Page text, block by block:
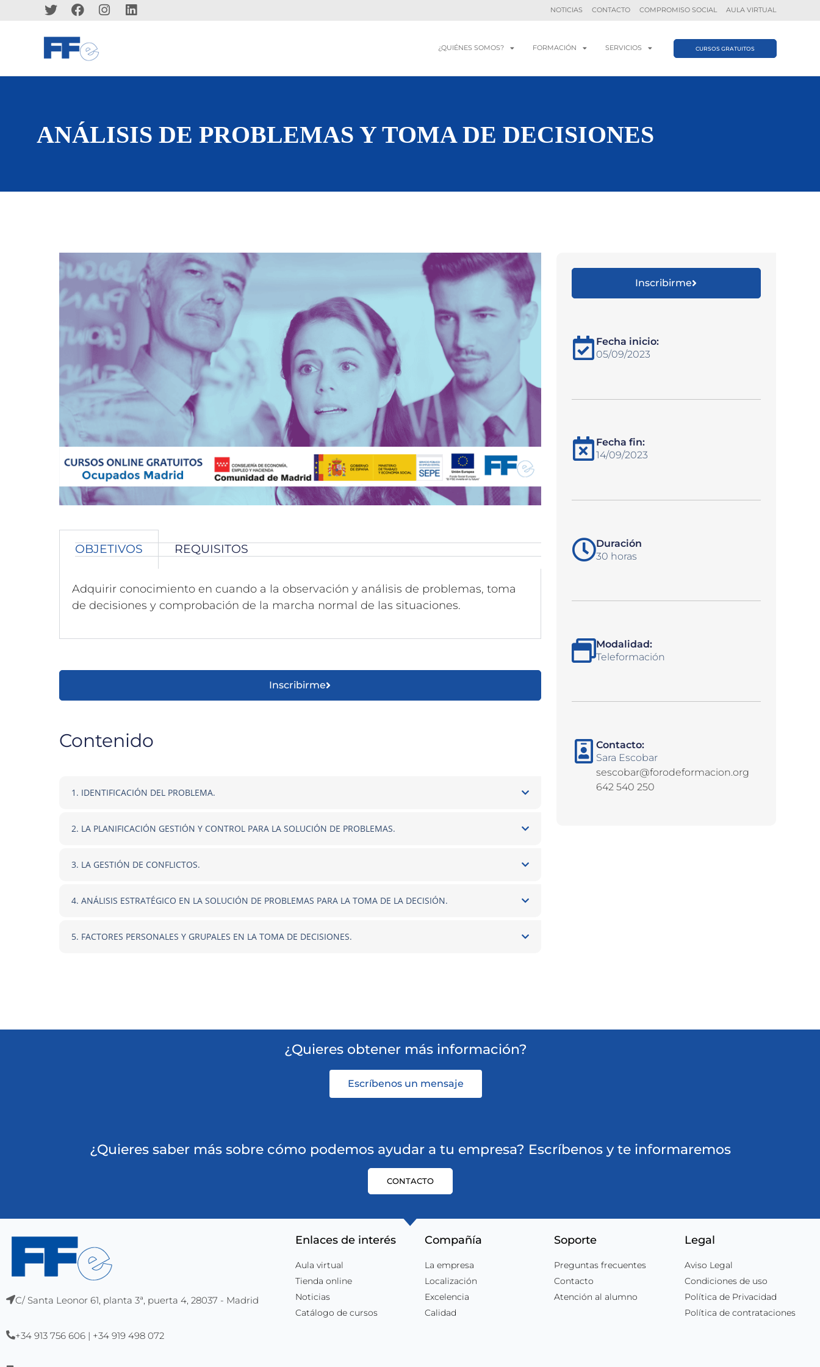
NOTICIAS CONTACTO COMPROMISO SOCIAL AULA VIRTUAL
¿QUIÉNES SOMOS? FORMACIÓN SERVICIOS CURSOS GRATUITOS
ANÁLISIS DE PROBLEMAS Y TOMA DE DECISIONES
OBJETIVOS REQUISITOS
Adquirir conocimiento en cuando a la observación y análisis de problemas, toma
de decisiones y comprobación de la marcha normal de las situaciones.
Inscribirme
Contenido
1. IDENTIFICACIÓN DEL PROBLEMA.
2. LA PLANIFICACIÓN GESTIÓN Y CONTROL PARA LA SOLUCIÓN DE PROBLEMAS.
3. LA GESTIÓN DE CONFLICTOS.
4. ANÁLISIS ESTRATÉGICO EN LA SOLUCIÓN DE PROBLEMAS PARA LA TOMA DE LA DECISIÓN.
5. FACTORES PERSONALES Y GRUPALES EN LA TOMA DE DECISIONES.
Inscribirme
Fecha inicio:
05/09/2023
Fecha fin:
14/09/2023
Duración
30 horas
Modalidad:
Teleformación
Contacto:
Sara Escobar
sescobar@forodeformacion.org
642 540 250
¿Quieres obtener más información?
Escríbenos un mensaje
¿Quieres saber más sobre cómo podemos ayudar a tu empresa? Escríbenos y te informaremos
CONTACTO
C/ Santa Leonor 61, planta 3ª, puerta 4, 28037 - Madrid
+34 913 756 606 | +34 919 498 072
Enlaces de interés
Aula virtual
Tienda online
Noticias
Catálogo de cursos
Compañía
La empresa
Localización
Excelencia
Calidad
Soporte
Preguntas frecuentes
Contacto
Atención al alumno
Legal
Aviso Legal
Condiciones de uso
Política de Privacidad
Política de contrataciones